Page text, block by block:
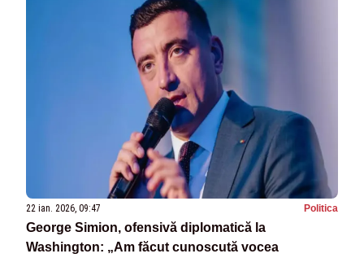
22 ian. 2026, 09:47 Politica
George Simion, ofensivă diplomatică la
Washington: „Am făcut cunoscută vocea